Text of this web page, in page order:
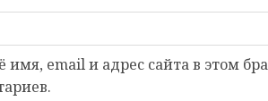
имя, email и адрес сайта в этом